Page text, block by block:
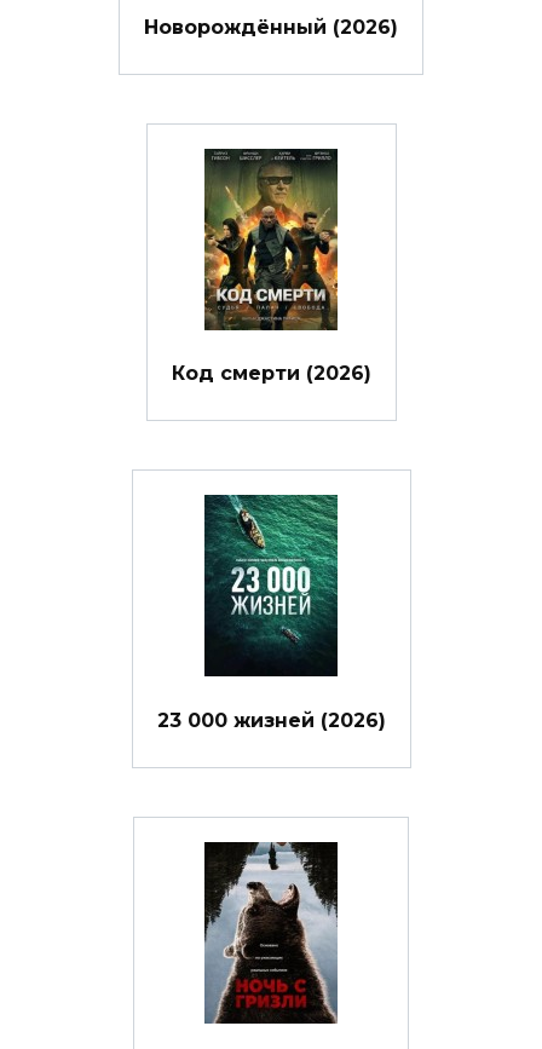
Новорождённый (2026)
Код смерти (2026)
23 000 жизней (2026)